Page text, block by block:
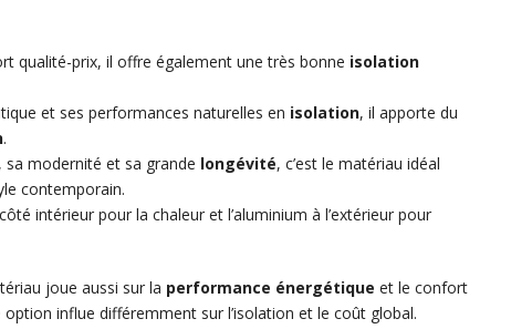
qualité-prix, il offre également une très bonne isolation
et ses performances naturelles en isolation, il apporte du
.
sa modernité et sa grande longévité, c’est le matériau idéal
contemporain.
intérieur pour la chaleur et l’aluminium à l’extérieur pour
joue aussi sur la performance énergétique et le confort
influe différemment sur l’isolation et le coût global.